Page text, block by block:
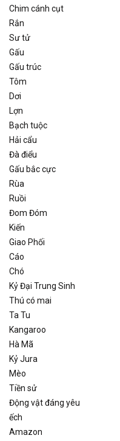
Chim cánh cụt
Rắn
Sư tử
Gấu
Gấu trúc
Tôm
Dơi
Lợn
Bạch tuộc
Hải cẩu
Đà điểu
Gấu bắc cực
Rùa
Ruồi
Đom Đóm
Kiến
Giao Phối
Cáo
Chó
Kỷ Đại Trung Sinh
Thú có mai
Ta Tu
Kangaroo
Hà Mã
Kỷ Jura
Mèo
Tiền sử
Động vật đáng yêu
ếch
Amazon